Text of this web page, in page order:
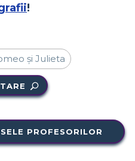
!
PROFESORILOR